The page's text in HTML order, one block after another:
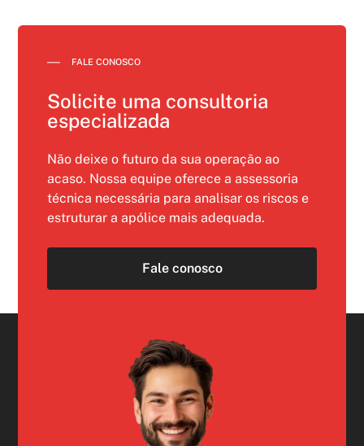
FALE CONOSCO
Solicite uma consultoria
especializada
Não deixe o futuro da sua operação ao
acaso. Nossa equipe oferece a assessoria
técnica necessária para analisar os riscos e
estruturar a apólice mais adequada.
Fale conosco